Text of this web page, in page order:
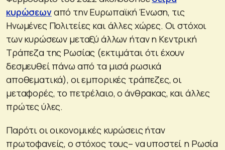
κυρώσεωναπό την Ευρωπαϊκή Ένωση, τις
Ηνωμένες Πολιτείες και άλλες χώρες. Οι στόχοι
των κυρώσεων μεταξύ άλλων ήταν η Κεντρική
Τράπεζα της Ρωσίας (εκτιμάται ότι έχουν
δεσμευθεί πάνω από τα μισά ρωσικά
αποθεματικά), οι εμπορικές τράπεζες, οι
μεταφορές, το πετρέλαιο, ο άνθρακας, και άλλες
πρώτες ύλες.
Παρότι οι οικονομικές κυρώσεις ήταν
πρωτοφανείς, ο στόχος τους– να υποστεί η Ρωσία